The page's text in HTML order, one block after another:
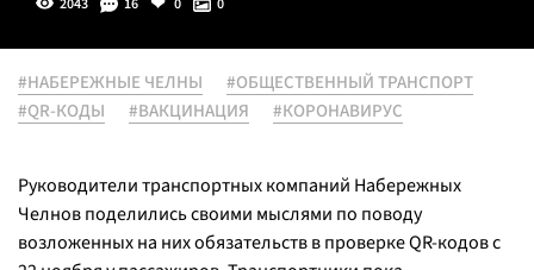
2043 16 0 0
#НАБЕРЕЖНЫЕ ЧЕЛНЫ
#ОБЩЕСТВЕННЫЙ ТРАНСПОРТ
#QR-КОДЫ
#ВАКЦИНАЦИЯ #КОРОНАВИРУС
Руководители транспортных компаний Набережных
Челнов поделились своими мыслями по поводу
возложенных на них обязательств в проверке QR-кодов с